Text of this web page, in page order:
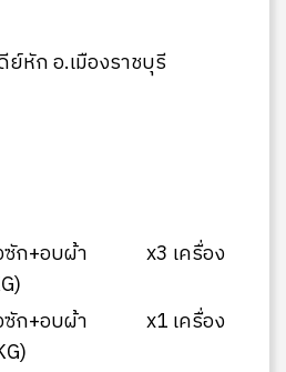
หัก อ.เมืองราชบุรี
ซัก+อบผ้า
x3 เครื่อง
ซัก+อบผ้า
x1 เครื่อง